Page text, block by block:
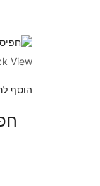
View
הוסף